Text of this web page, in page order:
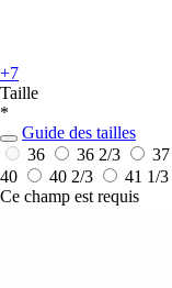
+7
Taille
*
Guide des tailles
36
36 2/3
40
40 2/3 41 1/3
Ce champ est requis